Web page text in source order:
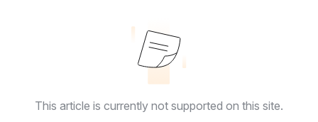
This article is currently not supported on this site.